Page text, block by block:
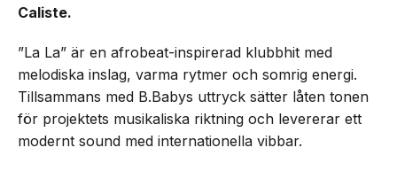
Caliste.
”La La” är en afrobeat-inspirerad klubbhit med
melodiska inslag, varma rytmer och somrig energi.
Tillsammans med B.Babys uttryck sätter låten tonen
för projektets musikaliska riktning och levererar ett
modernt sound med internationella vibbar.